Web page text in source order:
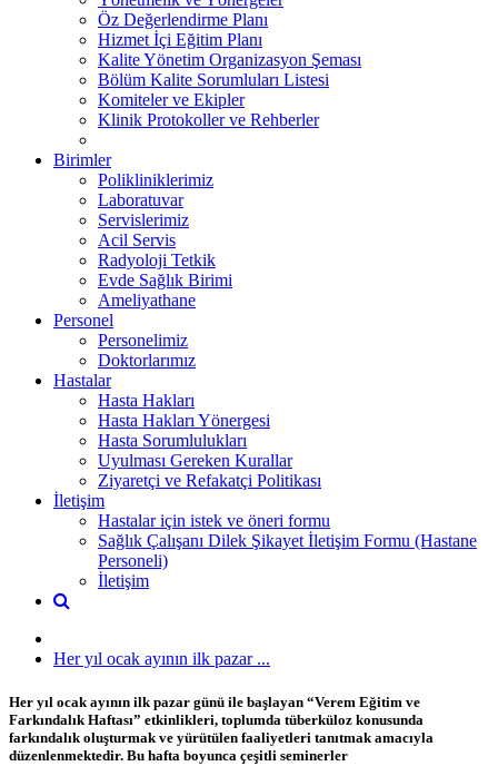
Öz Değerlendirme Planı
Hizmet İçi Eğitim Planı
Kalite Yönetim Organizasyon Şeması
Bölüm Kalite Sorumluları Listesi
Komiteler ve Ekipler
Klinik Protokoller ve Rehberler
Birimler
Polikliniklerimiz
Laboratuvar
Servislerimiz
Acil Servis
Radyoloji Tetkik
Evde Sağlık Birimi
Ameliyathane
Personel
Personelimiz
Doktorlarımız
Hastalar
Hasta Hakları
Hasta Hakları Yönergesi
Hasta Sorumlulukları
Uyulması Gereken Kurallar
Ziyaretçi ve Refakatçi Politikası
İletişim
Hastalar için istek ve öneri formu
Sağlık Çalışanı Dilek Şikayet İletişim Formu (Hastane
Personeli)
İletişim
Her yıl ocak ayının ilk pazar ...
Her yıl ocak ayının ilk pazar günü ile başlayan “Verem Eğitim ve
Farkındalık Haftası” etkinlikleri, toplumda tüberküloz konusunda
farkındalık oluşturmak ve yürütülen faaliyetleri tanıtmak amacıyla
düzenlenmektedir. Bu hafta boyunca çeşitli seminerler